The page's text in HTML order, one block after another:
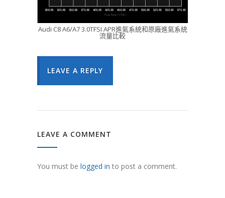
Audi C8 A6/A7 3.0TFSI APR進氣系統和原廠進氣系統
流量比較
LEAVE A REPLY
LEAVE A COMMENT
You must be logged in to post a comment.